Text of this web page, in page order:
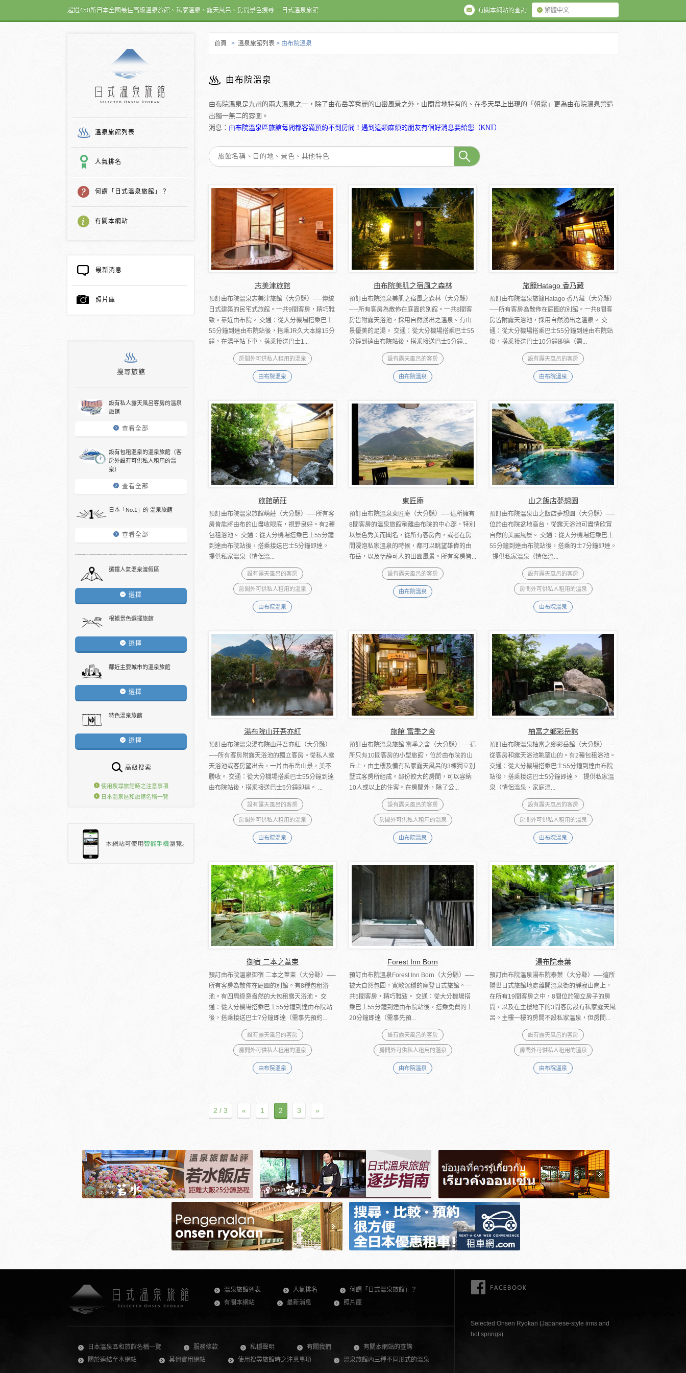
超過450所日本全國最佳高級溫泉旅館、私家溫泉、露天風呂、房間景色搜尋 －日式溫泉旅館 繁體中文
有關本網站的查詢
溫泉旅館列表
人氣排名
何謂「日式溫泉旅館」？
有關本網站
最新消息
照片庫
搜尋旅館
設有私人露天風呂客房的溫泉
旅館
查看全部
設有包租溫泉的溫泉旅館（客
房外設有可供私人租用的溫
泉）
查看全部
日本「No.1」的 溫泉旅館
查看全部
選擇人氣溫泉渡假區
選擇
根據景色選擇旅館
選擇
鄰近主要城市的溫泉旅館
選擇
特色溫泉旅館
選擇
高級搜索
使用搜尋旅館時之注意事項
日本溫泉區和旅館名稱一覽
首頁 > 溫泉旅館列表 > 由布院溫泉
由布院溫泉
由布院溫泉是九州的兩大溫泉之一，除了由布岳等秀麗的山巒風景之外，山間盆地特有的、在冬天早上出現的「朝霧」更為由布院溫泉營造
出獨一無二的雰圍。
消息： 由布院溫泉區旅館每間都客滿預約不到房間！遇到這類麻煩的朋友有個好消息要給您（KNT）
志美津旅館
預訂由布院溫泉志美津旅館（大分縣）──傳統
日式建築的民宅式旅館。一共9間客房，精巧雅
致。靠近由布院。 交通：從大分機場搭乘巴士
55分鐘到達由布院站後，搭乘JR久大本線15分
鐘，在湯平站下車，搭乘接送巴士1...
房間外可供私人租用的溫泉
由布院溫泉
由布院美肌之宿風之森林
預訂由布院溫泉美肌之宿風之森林（大分縣）
──所有客房為散佈在庭園的別館。一共8間客
房皆附露天浴池，採用自然湧出之溫泉。有山
景優美的足湯。 交通：從大分機場搭乘巴士55
分鐘到達由布院站後，搭乘接送巴士5分鐘...
設有露天風呂的客房
由布院溫泉
旅籠Hatago 香乃藏
預訂由布院溫泉旅籠Hatago 香乃藏（大分縣）
──所有客房為散佈在庭園的別館。一共8間客
房皆附露天浴池，採用自然湧出之溫泉。 交
通：從大分機場搭乘巴士55分鐘到達由布院站
後，搭乘接送巴士10分鐘即達（需...
設有露天風呂的客房
由布院溫泉
旅館萌莊
預訂由布院溫泉旅館萌莊（大分縣）──所有客
房皆能將由布的山盡收眼底，視野良好。有2種
包租浴池。 交通：從大分機場搭乘巴士55分鐘
到達由布院站後，搭乘接送巴士5分鐘即達。
提供私家溫泉（情侶溫...
設有露天風呂的客房
房間外可供私人租用的溫泉
由布院溫泉
東匠庵
預訂由布院溫泉東匠庵（大分縣）──這所擁有
8間客房的溫泉旅館稍離由布院的中心部，特別
以景色秀美而聞名，從所有客房內，或者在房
間浸泡私家溫泉的時候，都可以眺望雄偉的由
布岳，以及恬静可人的田園風景。所有客房皆...
設有露天風呂的客房
由布院溫泉
山之飯店夢想園
預訂由布院溫泉山之飯店夢想園（大分縣）──
位於由布院盆地高台，從露天浴池可盡情欣賞
自然的美麗風景。 交通：從大分機場搭乘巴士
55分鐘到達由布院站後，搭乘的士7分鐘即達。
提供私家溫泉（情侶溫...
設有露天風呂的客房
房間外可供私人租用的溫泉
由布院溫泉
湯布院山荘吾亦紅
預訂由布院溫泉湯布院山荘吾亦紅（大分縣）
──所有客房附露天浴池的獨立客房。從私人露
天浴池或客房望出去，一片由布岳山景，美不
勝收。 交通：從大分機場搭乘巴士55分鐘到達
由布院站後，搭乘接送巴士5分鐘即達。 ...
設有露天風呂的客房
房間外可供私人租用的溫泉
由布院溫泉
旅館 富季之舍
預訂由布院溫泉旅館 富季之舍（大分縣）──這
所只有10間客房的小型旅館，位於由布院的山
丘上，由主樓及備有私家露天風呂的3棟獨立別
墅式客房所組成。部份較大的房間，可以容納
10人或以上的住客。在房間外，除了公...
設有露天風呂的客房
房間外可供私人租用的溫泉
由布院溫泉
柚富之鄉彩岳館
預訂由布院溫泉柚富之鄉彩岳館（大分縣）──
從客房和露天浴池眺望山的。有2種包租浴池。
交通：從大分機場搭乘巴士55分鐘到達由布院
站後，搭乘接送巴士5分鐘即達。 提供私家溫
泉（情侶溫泉、家庭溫...
設有露天風呂的客房
房間外可供私人租用的溫泉
由布院溫泉
御宿 二本之葦束
預訂由布院溫泉御宿 二本之葦束（大分縣）──
所有客房為散佈在庭園的別館。有8種包租浴
池。有四周綠意盎然的大包租露天浴池。 交
通：從大分機場搭乘巴士55分鐘到達由布院站
後，搭乘接送巴士7分鐘即達（需事先預約...
設有露天風呂的客房
房間外可供私人租用的溫泉
由布院溫泉
Forest Inn Born
預訂由布院溫泉Forest Inn Born（大分縣）──
被大自然包圍，寬敞沉穩的摩登日式旅館。一
共5間客房，精巧雅致。 交通：從大分機場搭
乘巴士55分鐘到達由布院站後，搭乘免費的士
20分鐘即達（需事先預...
設有露天風呂的客房
房間外可供私人租用的溫泉
由布院溫泉
湯布院泰葉
預訂由布院溫泉湯布院泰葉（大分縣）──這所
隱世日式旅館地處離開溫泉街的靜寂山崗上，
在所有19間客房之中，8間位於獨立房子的房
間，以及在主樓地下的3間客房設有私家露天風
呂。主樓一樓的房間不設私家溫泉，但房間...
設有露天風呂的客房
房間外可供私人租用的溫泉
由布院溫泉
2 / 3 « 1 2 3 »
Selected Onsen Ryokan (Japanese-style inns and
hot springs)
溫泉旅館列表 人氣排名
何謂「日式溫泉旅館」？
有關本網站
最新消息 照片庫
日本溫泉區和旅館名稱一覽 服務條款 私穩聲明 有關我們
有關本網站的查詢
關於連結至本網站
其他實用網站 使用搜尋旅館時之注意事項 溫泉旅館內三種不同形式的溫泉